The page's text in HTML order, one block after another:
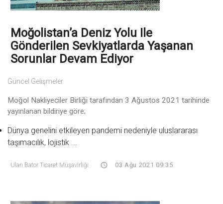
Moğolistan’a Deniz Yolu Ile
Gönderilen Sevkiyatlarda Yaşanan
Sorunlar Devam Ediyor
Güncel Gelişmeler
Moğol Nakliyeciler Birliği tarafından 3 Ağustos 2021 tarihinde
yayınlanan bildiriye göre;
Dünya genelini etkileyen pandemi nedeniyle uluslararası
taşımacılık, lojistik ...
Ulan Bator Ticaret Müşavirliği 03 Ağu 2021 09:35